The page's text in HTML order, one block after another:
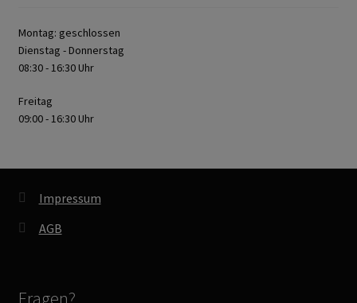
Montag: geschlossen
Dienstag - Donnerstag
08:30 - 16:30 Uhr
Freitag
09:00 - 16:30 Uhr
Impressum
AGB
Fragen?